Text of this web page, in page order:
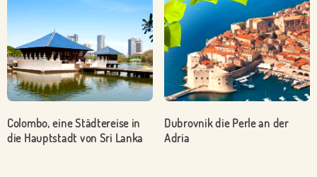
Colombo, eine Städtereise in
die Hauptstadt von Sri Lanka
Dubrovnik die Perle an der
Adria